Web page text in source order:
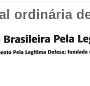
ordinária